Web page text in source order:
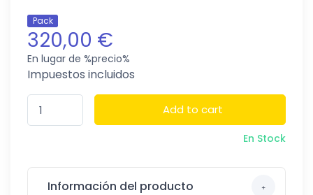
Pack
320,00 €
En lugar de %precio%
Impuestos incluidos
Add to cart
En Stock
Información del producto